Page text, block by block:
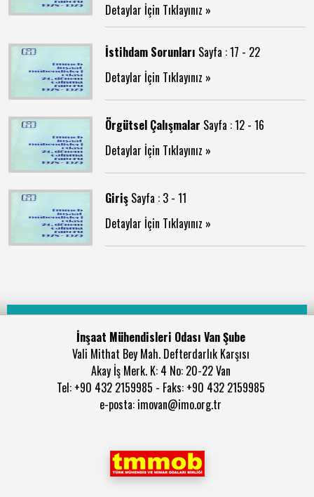
Detaylar İçin Tıklayınız »
İstihdam Sorunları Sayfa : 17 - 22
Detaylar İçin Tıklayınız »
Örgütsel Çalışmalar Sayfa : 12 - 16
Detaylar İçin Tıklayınız »
Giriş Sayfa : 3 - 11
Detaylar İçin Tıklayınız »
İnşaat Mühendisleri Odası Van Şube
Vali Mithat Bey Mah. Defterdarlık Karşısı
Akay İş Merk. K: 4 No: 20-22 Van
Tel: +90 432 2159985 - Faks: +90 432 2159985
e-posta: imovan@imo.org.tr